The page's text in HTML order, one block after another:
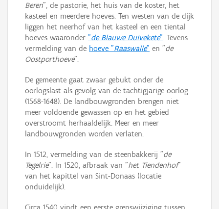
Beren", de pastorie, het huis van de koster, het
kasteel en meerdere hoeves. Ten westen van de dijk
liggen het neerhof van het kasteel en een tiental
hoeves waaronder "de Blauwe Duivekete". Tevens
vermelding van de hoeve "Raaswalle" en "de
Oostporthoeve".
De gemeente gaat zwaar gebukt onder de
oorlogslast als gevolg van de tachtigjarige oorlog
(1568-1648). De landbouwgronden brengen niet
meer voldoende gewassen op en het gebied
overstroomt herhaaldelijk. Meer en meer
landbouwgronden worden verlaten.
In 1512, vermelding van de steenbakkerij "de
Tegelrie". In 1520, afbraak van "het Tiendenhof"
van het kapittel van Sint-Donaas (locatie
onduidelijk).